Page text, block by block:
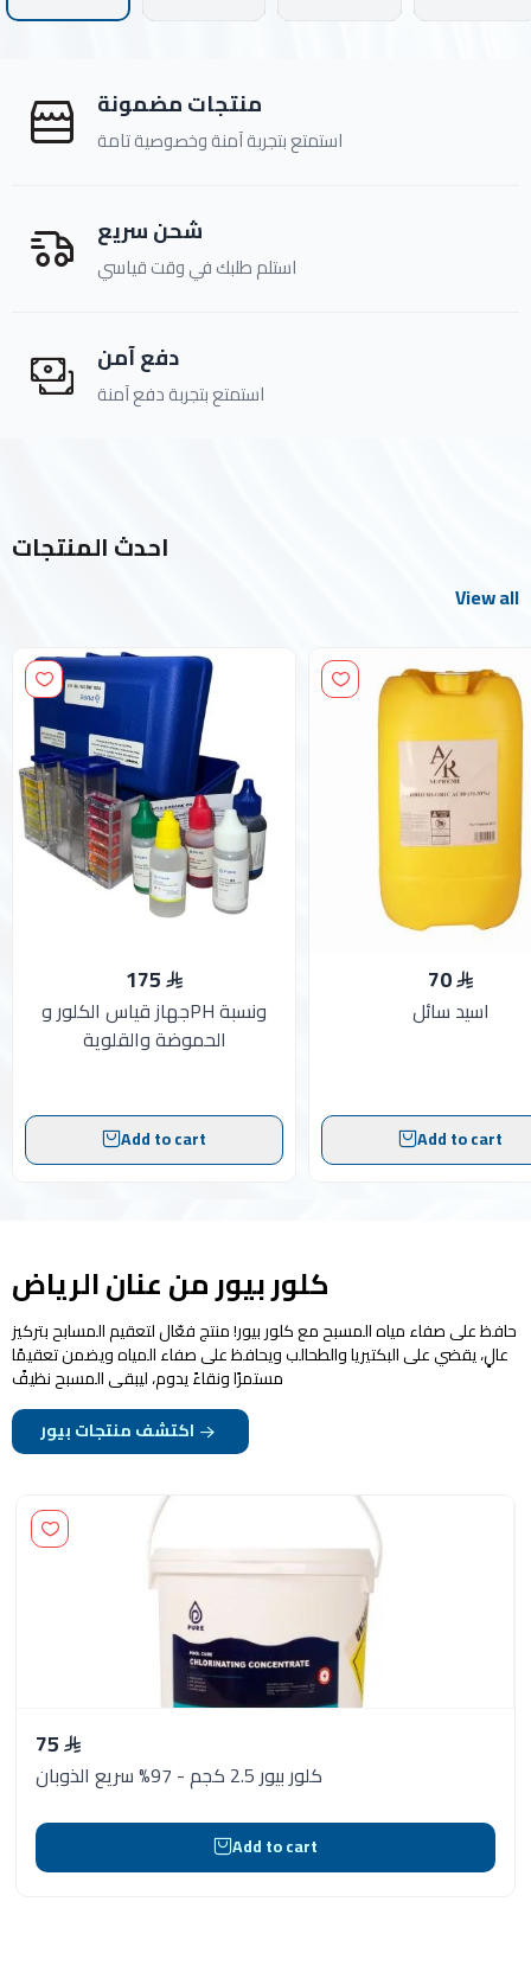
الالعاب المائية
المقالات
منتجات مضمونة
استمتع بتجربة آمنة وخصوصية تامة
شحن سريع
استلم طلبك في وقت قياسي
دفع آمن
استمتع بتجربة دفع آمنة
احدث المنتجات
View all
175
جهاز قياس الكلور وPH ونسبة
الحموضة والقلوية
Add to cart
70
اسيد سائل
Add to cart
كلور بيور من عنان الرياض
حافظ على صفاء مياه المسبح مع كلور بيور! منتج فعّال لتعقيم المسابح بتركيز
عالٍ، يقضي على البكتيريا والطحالب ويحافظ على صفاء المياه ويضمن تعقيمًا
مستمرًا ونقاءً يدوم، ليبقى المسبح نظيفً
اكتشف منتجات بيور
75
كلور بيور 2.5 كجم - 97% سريع الذوبان
Add to cart